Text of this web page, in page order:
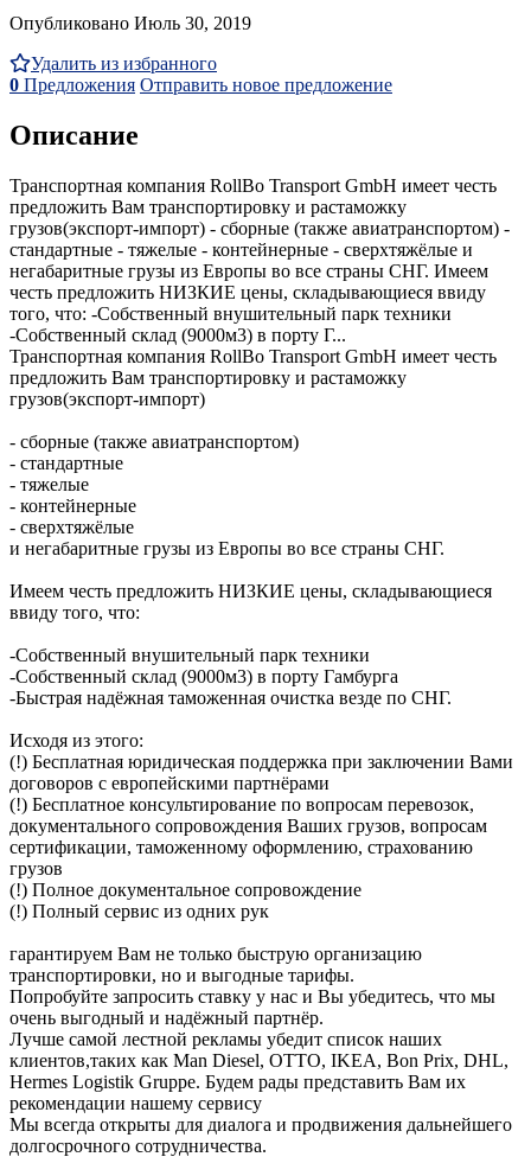
Опубликовано Июль 30, 2019
Удалить из избранного
0 Предложения Отправить новое предложение
Описание
Транспортная компания RollBo Transport GmbH имеет честь
предложить Вам транспортировку и растаможку
грузов(экспорт-импорт) - сборные (также авиатранспортом) -
стандартные - тяжелые - контейнерные - сверхтяжёлые и
негабаритные грузы из Европы во все страны СНГ. Имеем
честь предложить НИЗКИЕ цены, складывающиеся ввиду
того, что: -Собственный внушительный парк техники
-Собственный склад (9000м3) в порту Г...
Транспортная компания RollBo Transport GmbH имеет честь
предложить Вам транспортировку и растаможку
грузов(экспорт-импорт)
- сборные (также авиатранспортом)
- стандартные
- тяжелые
- контейнерные
- сверхтяжёлые
и негабаритные грузы из Европы во все страны СНГ.
Имеем честь предложить НИЗКИЕ цены, складывающиеся
ввиду того, что:
-Собственный внушительный парк техники
-Собственный склад (9000м3) в порту Гамбурга
-Быстрая надёжная таможенная очистка везде по СНГ.
Исходя из этого:
(!) Бесплатная юридическая поддержка при заключении Вами
договоров с европейскими партнёрами
(!) Бесплатное консультирование по вопросам перевозок,
документального сопровождения Ваших грузов, вопросам
сертификации, таможенному оформлению, страхованию
грузов
(!) Полное документальное сопровождение
(!) Полный сервис из одних рук
гарантируем Вам не только быструю организацию
транспортировки, но и выгодные тарифы.
Попробуйте запросить ставку у нас и Вы убедитесь, что мы
очень выгодный и надёжный партнёр.
Лучше самой лестной рекламы убедит список наших
клиентов,таких как Man Diesel, OTTO, IKEA, Bon Prix, DHL,
Hermes Logistik Gruppe. Будем рады представить Вам их
рекомендации нашему сервису
Мы всегда открыты для диалога и продвижения дальнейшего
долгосрочного сотрудничества.